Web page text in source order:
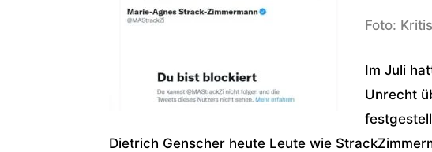
Foto:
Im Juli
Unrecht
Dietrich Genscher heute Leute wie